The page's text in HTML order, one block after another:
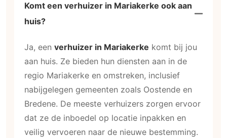
Komt een verhuizer in Mariakerke ook aan
huis?
Ja, een verhuizer in Mariakerke komt bij jou
aan huis. Ze bieden hun diensten aan in de
regio Mariakerke en omstreken, inclusief
nabijgelegen gemeenten zoals Oostende en
Bredene. De meeste verhuizers zorgen ervoor
dat ze de inboedel op locatie inpakken en
veilig vervoeren naar de nieuwe bestemming.